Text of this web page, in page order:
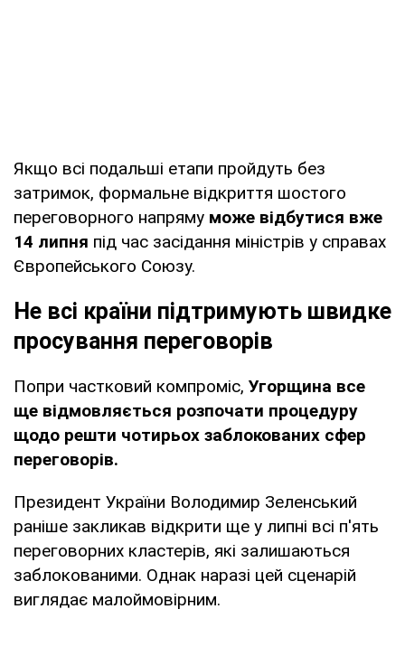
Якщо всі подальші етапи пройдуть без
затримок, формальне відкриття шостого
переговорного напряму може відбутися вже
14 липня під час засідання міністрів у справах
Європейського Союзу.
Не всі країни підтримують швидке
просування переговорів
Попри частковий компроміс, Угорщина все
ще відмовляється розпочати процедуру
щодо решти чотирьох заблокованих сфер
переговорів.
Президент України Володимир Зеленський
раніше закликав відкрити ще у липні всі п'ять
переговорних кластерів, які залишаються
заблокованими. Однак наразі цей сценарій
виглядає малоймовірним.